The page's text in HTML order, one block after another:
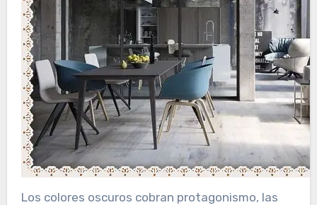
Los colores oscuros cobran protagonismo, las